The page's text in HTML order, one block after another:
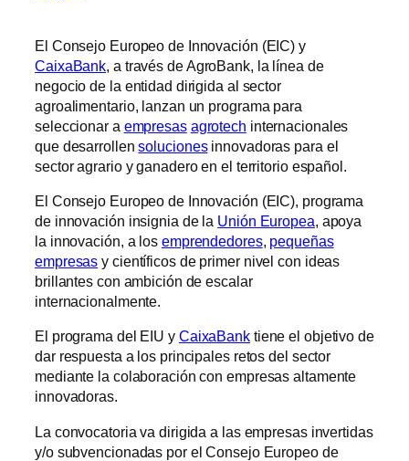
El Consejo Europeo de Innovación (EIC) y
CaixaBank, a través de AgroBank, la línea de
negocio de la entidad dirigida al sector
agroalimentario, lanzan un programa para
seleccionar a empresas agrotech internacionales
que desarrollensolucionesinnovadoras para el
sector agrario y ganadero en el territorio español.
El Consejo Europeo de Innovación (EIC), programa
de innovación insignia de la Unión Europea, apoya
la innovación, a los emprendedores, pequeñas
empresas y científicos de primer nivel con ideas
brillantes con ambición de escalar
internacionalmente.
El programa del EIU y CaixaBanktiene el objetivo de
dar respuesta a los principales retos del sector
mediante la colaboración con empresas altamente
innovadoras.
La convocatoria va dirigida a las empresas invertidas
y/o subvencionadas por el Consejo Europeo de